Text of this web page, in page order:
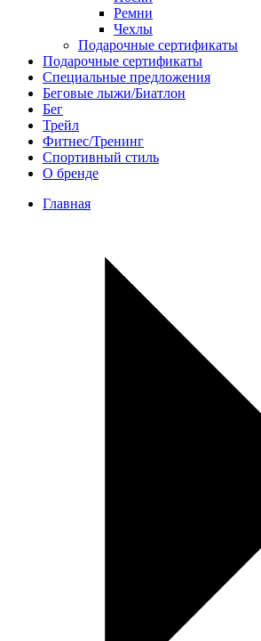
Ремни
Чехлы
Подарочные сертификаты
Подарочные сертификаты
Специальные предложения
Беговые лыжи/Биатлон
Бег
Трейл
Фитнес/Тренинг
Спортивный стиль
О бренде
Главная